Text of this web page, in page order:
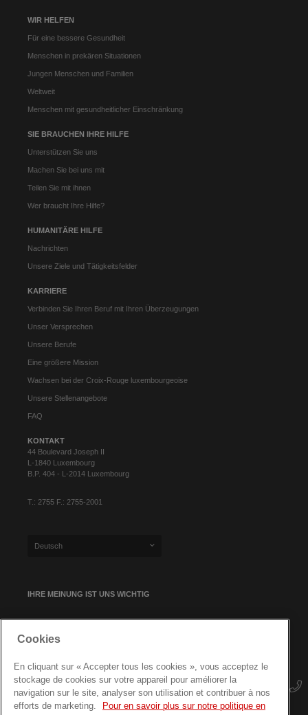
WIR HELFEN
Für eine bessere Gesundheit
Menschen in prekären Situationen
Jungen Menschen und Familien
Weltweit
Menschen mit gesundheitlicher Einschränkung
SIE BRAUCHEN IHRE HILFE
Unterstützen Sie uns
Machen Sie bei uns mit
Teilen Sie mit ihnen
Wer braucht Ihre Hilfe?
HUMANITÄRE HILFE
Nachrichten
Unsere Ziele und Tätigkeitsfelder
KARRIERE
Verbinden Sie Ihren Beruf mit Ihren Überzeugungen
Unser Versprechen
Unsere Berufe
Eine größere Mission
Wachsen bei der Croix-Rouge luxembourgeoise
Unsere Stellenangebote
FAQ
KONTAKT
44 Boulevard Joseph II
L-1840 Luxembourg
B.P. 404 - L-2014 Luxembourg
T.: 2755 F.: 2755-2001
Deutsch
IHRE MEINUNG IST UNS WICHTIG
NEWSLETTER-ANMELDUNG
Cookies
En cliquant sur « Accepter tous les cookies », vous acceptez le
stockage de cookies sur votre appareil pour améliorer la
navigation sur le site, analyser son utilisation et contribuer à nos
efforts de marketing.
Pour en savoir plus sur notre politique en